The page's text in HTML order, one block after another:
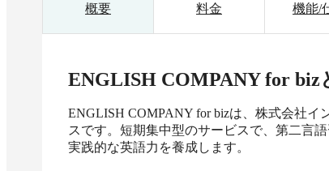
概要 料金 機能/
ENGLISH COMPANY for biz
ENGLISH COMPANY for bizは、株式会社
スです。短期集中型のサービスで、第二言
実践的な英語力を養成します。